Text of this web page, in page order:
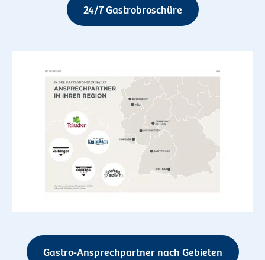
24/7 Gastrobroschüre
Gastro-Ansprechpartner nach Gebieten